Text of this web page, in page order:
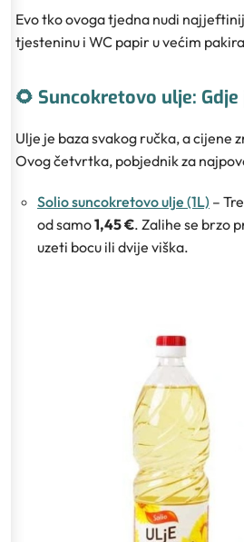
Evo tko ovoga tjedna nudi
tjesteninu i WC papir u većim
🌻 Suncokretovo ulje:
Ulje je baza svakog ručka, a cijene
Ovog četvrtka, pobjednik za
Solio suncokretovo ulje (1L) –
od samo1,45 €. Zalihe se brzo
uzeti bocu ili dvije viška.